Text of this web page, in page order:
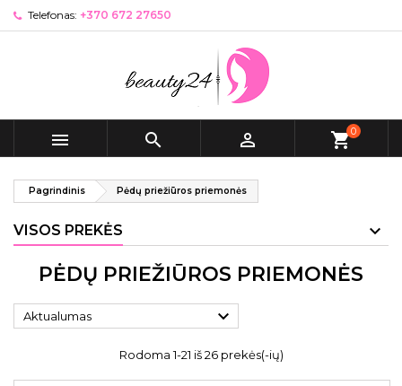
Telefonas: +370 672 27650
   shopping_cart0
Pagrindinis Pėdų priežiūros priemonės
VISOS PREKĖS
PĖDŲ PRIEŽIŪROS PRIEMONĖS
Aktualumas 
Rodoma 1-21 iš 26 prekės(-ių)